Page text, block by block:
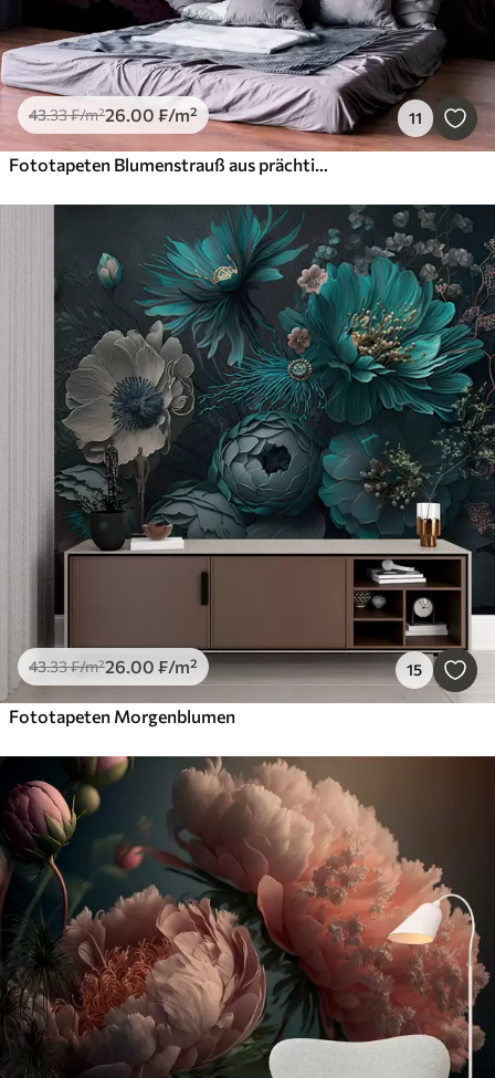
43.33₣/m²26.00 ₣/m² 11
Fototapeten Blumenstrauß aus prächtigen Pfingstrosen
43.33₣/m²26.00 ₣/m² 15
Fototapeten Morgenblumen